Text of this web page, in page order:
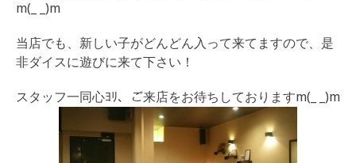
m(_ _)m
当店でも、新しい子がどんどん入って来てますので、是
非ダイスに遊びに来て下さい！
スタッフ一同心ﾖﾘ、ご来店をお待ちしておりますm(_ _)m